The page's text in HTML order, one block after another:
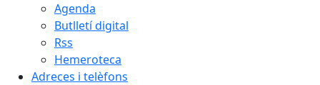
Agenda
Butlletí digital
Rss
Hemeroteca
Adreces i telèfons